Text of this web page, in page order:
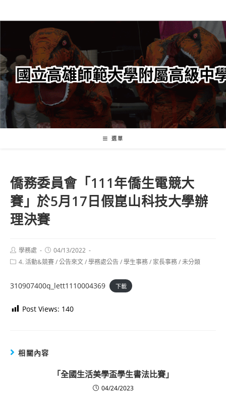
轉
要
內
容
選單
僑務委員會「111年僑生電競大
賽」於5月17日假崑山科技大學辦
理決賽
Post
author:
學務處
Post
published:
04/13/2022
Post4. 活動&競賽/公告來文/學務處公告/學生事務/ 家長事務/未分類
310907400q_lett1110004369 下載
Post Views: 140
相關內容
「全國生活美學盃學生書法比賽」
04/24/2023